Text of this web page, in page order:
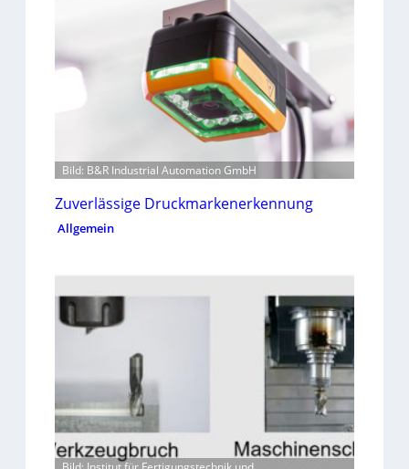
Bild: B&R Industrial Automation GmbH
Zuverlässige Druckmarkenerkennung
Allgemein